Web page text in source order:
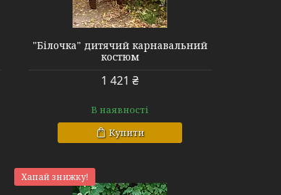
"Білочка" дитячий карнавальний
костюм
1 421 ₴
В наявності
Купити
Хапай знижку!